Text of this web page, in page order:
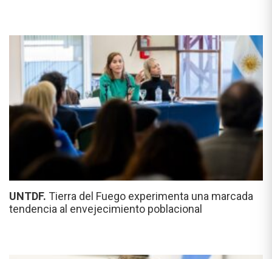
UNTDF. Tierra del Fuego experimenta una marcada
tendencia al envejecimiento poblacional